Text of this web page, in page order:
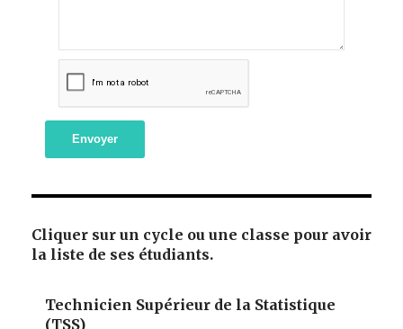
Envoyer
Cliquer sur un cycle ou une classe pour avoir
la liste de ses étudiants.
Technicien Supérieur de la Statistique
(TSS)